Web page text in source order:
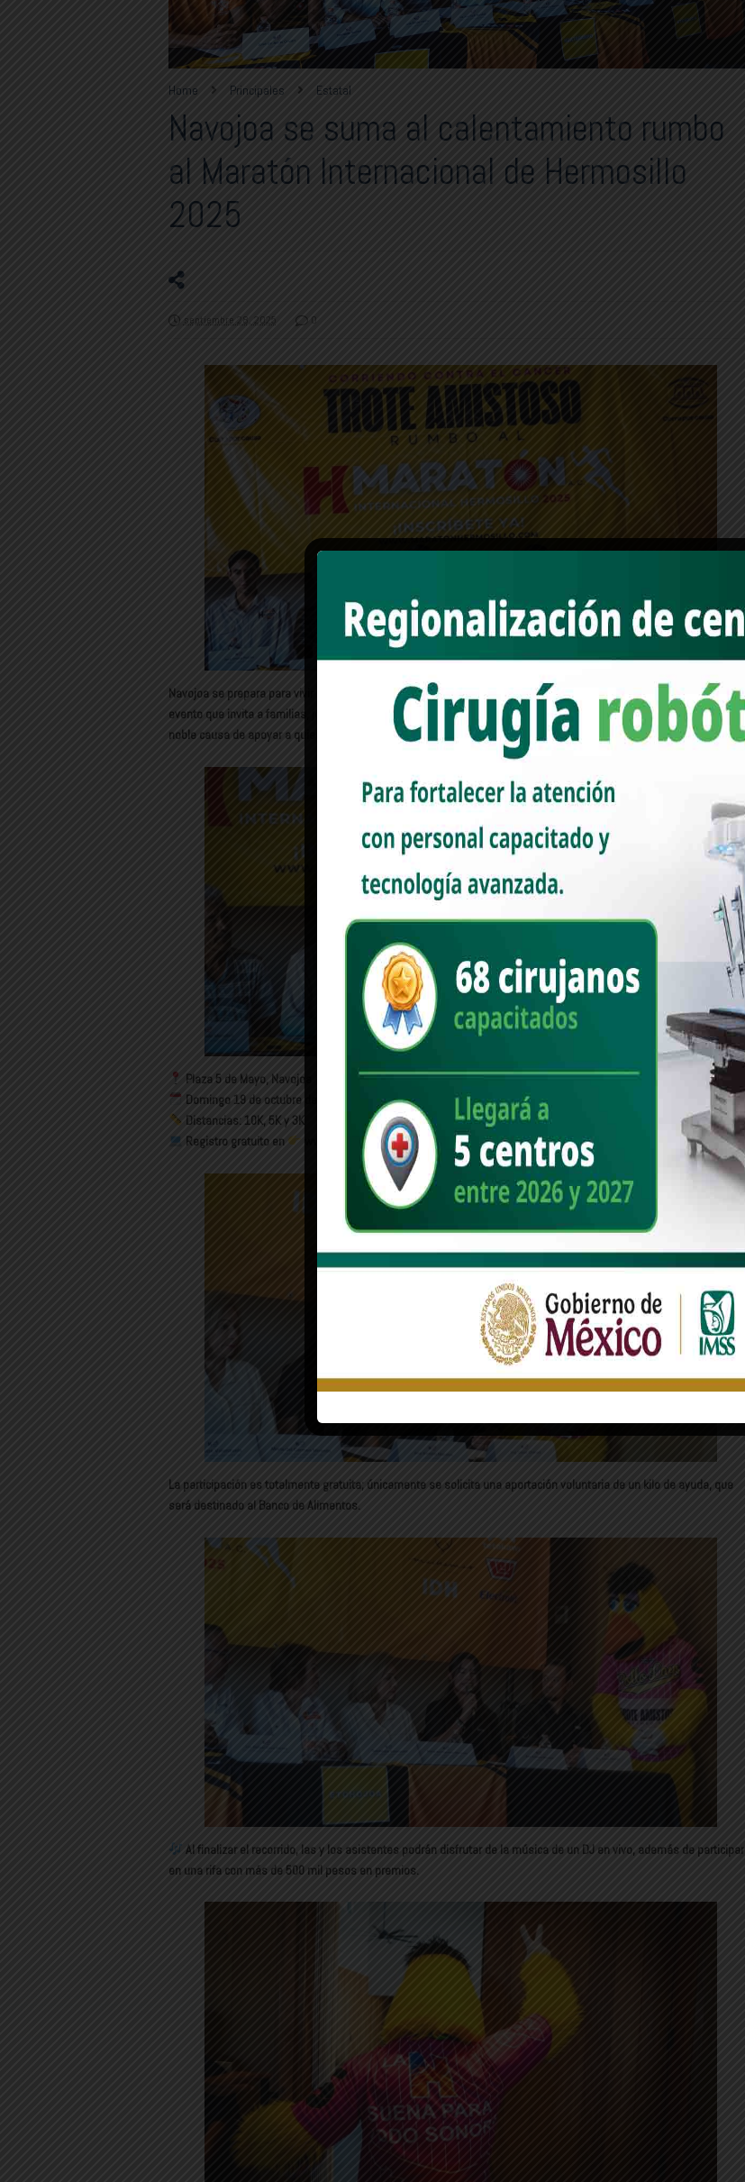
Home Principales Estatal
Navojoa se suma al calentamiento rumbo
al Maratón Internacional de Hermosillo
2025
septiembre 28, 2025 0
Navojoa se prepara para vivir una gran jornada deportiva y solidaria con el Trote Amistoso Contra el Cáncer, un
evento que invita a familias, jóvenes y adultos a sumarse al movimiento que combina la energía del deporte con la
noble causa de apoyar a quienes más lo necesitan.
Plaza 5 de Mayo, Navojoa
Domingo 19 de octubre de 2025 | 7:00 a.m.
Distancias: 10K, 5K y 3K
Registro gratuito en
www.maratonhermosillo.com
La participación es totalmente gratuita; únicamente se solicita una aportación voluntaria de un kilo de ayuda, que
será destinado al Banco de Alimentos.
Al finalizar el recorrido, las y los asistentes podrán disfrutar de la música de un DJ en vivo, además de participar
en una rifa con más de 500 mil pesos en premios.